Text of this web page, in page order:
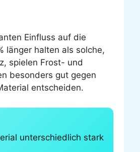
Einfluss auf die
länger halten als solche,
spielen Frost- und
besonders gut gegen
entscheiden.
unterschiedlich stark